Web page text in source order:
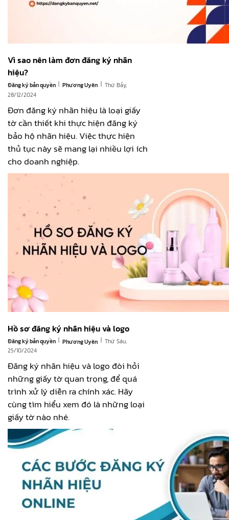
Vì sao nên làm đơn đăng ký nhãn
hiệu?
Đăng ký bản quyền | Phương Uyên | Thứ Bảy,
28/12/2024
Đơn đăng ký nhãn hiệu là loại giấy
tờ cần thiết khi thực hiện đăng ký
bảo hộ nhãn hiệu. Việc thực hiện
thủ tục này sẽ mang lại nhiều lợi ích
cho doanh nghiệp.
Hồ sơ đăng ký nhãn hiệu và logo
Đăng ký bản quyền | Phương Uyên | Thứ Sáu,
25/10/2024
Đăng ký nhãn hiệu và logo đòi hỏi
những giấy tờ quan trọng, để quá
trình xử lý diễn ra chính xác. Hãy
cùng tìm hiểu xem đó là những loại
giấy tờ nào nhé.